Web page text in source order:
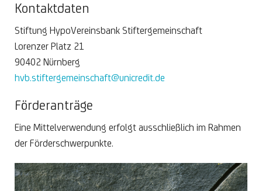
Kontaktdaten
Stiftung HypoVereinsbank Stiftergemeinschaft
Lorenzer Platz 21
90402 Nürnberg
hvb.stiftergemeinschaft@unicredit.de
Förderanträge
Eine Mittelverwendung erfolgt ausschließlich im Rahmen
der Förderschwerpunkte.